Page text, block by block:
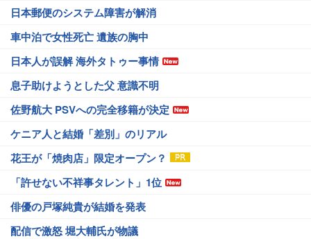
日本郵便のシステム障害が解消
車中泊で女性死亡 遺族の胸中
日本人が誤解 海外タトゥー事情
息子助けようとした父 意識不明
佐野航大 PSVへの完全移籍が決定
ケニア人と結婚「差別」のリアル
花王が「焼肉店」限定オープン？
「許せない不祥事タレント」1位
俳優の戸塚純貴が結婚を発表
配信で激怒 堀大輔氏が物議